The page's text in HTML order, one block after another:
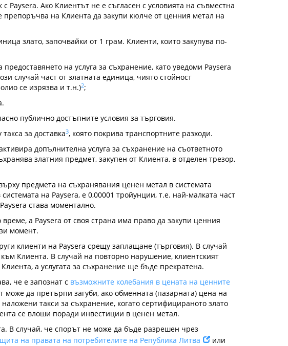
Paysera. Ако Клиентът не е съгласен с условията на съвместна
препоръчва на Клиента да закупи кюлче от ценния метал на
злато, започвайки от 1 грам. Клиенти, които закупува по-
на услуга за съхранение, като уведоми Paysera
случай част от златната единица, чиято стойност
се изрязва и т.н.)2;
публично достъпните условия за търговия.
за доставка3, която покрива транспортните разходи.
допълнителна услуга за съхранение на съответното
златния предмет, закупен от Клиента, в отделен трезор,
предмета на съхранявания ценен метал в системата
на Paysera, е 0,00001 тройунции, т.е. най-малката част
става моментално.
а Paysera от своя страна има право да закупи ценния
момент.
клиенти на Paysera срещу заплащане (търговия). В случай
Клиента. В случай на повторно нарушение, клиентският
а услугата за съхранение ще бъде прекратена.
че е запознат с възможните колебания в цената на ценните
да претърпи загуби, ако обменната (пазарната) цена на
такси за съхранение, когато сертифицираното злато
се влоши поради инвестиции в ценен метал.
В случай, че спорът не може да бъде разрешен чрез
на правата на потребителите на Република Литва
или